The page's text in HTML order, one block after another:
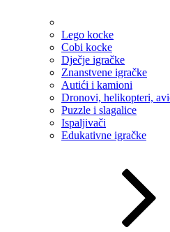
Lego kocke
Cobi kocke
Dječje igračke
Znanstvene igračke
Autići i kamioni
Dronovi, helikopteri,
Puzzle i slagalice
Ispaljivači
Edukativne igračke